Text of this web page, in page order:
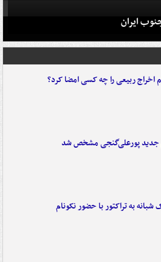
ایران
اخراج ربیعی را چه کسی امضا کرد؟
جدید پورعلی‌گنجی مشخص شد
به تراکتور با حضور نکونام